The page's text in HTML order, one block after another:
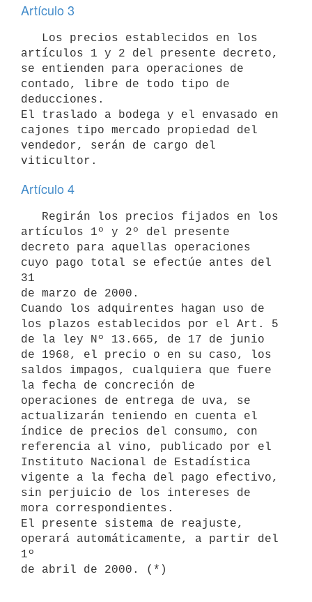
Artículo 3
artículos 1 y 2 del presente decreto,
se entienden para operaciones de
contado, libre de todo tipo de
deducciones.
El traslado a bodega y el envasado en
cajones tipo mercado propiedad del
vendedor, serán de cargo del
Artículo 4
artículos 1º y 2º del presente
decreto para aquellas operaciones
cuyo pago total se efectúe antes del
31
de marzo de 2000.
Cuando los adquirentes hagan uso de
los plazos establecidos por el Art. 5
de la ley Nº 13.665, de 17 de junio
de 1968, el precio o en su caso, los
saldos impagos, cualquiera que fuere
la fecha de concreción de
operaciones de entrega de uva, se
actualizarán teniendo en cuenta el
índice de precios del consumo, con
referencia al vino, publicado por el
Instituto Nacional de Estadística
vigente a la fecha del pago efectivo,
sin perjuicio de los intereses de
mora correspondientes.
El presente sistema de reajuste,
operará automáticamente, a partir del
1º